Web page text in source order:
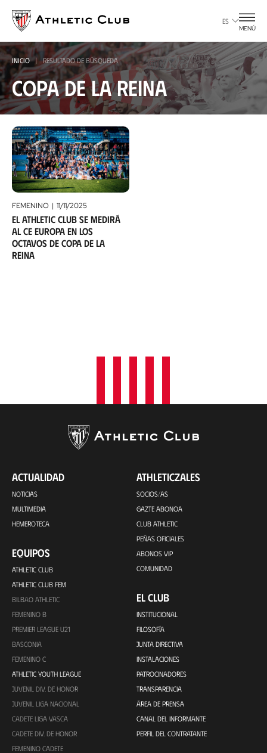
contenido
principal
ES
MENÚ
INICIO RESULTADO DE BÚSQUEDA
Copa de la Reina
FEMENINO 11/11/2025
El Athletic Club se medirá
al CE Europa en los
octavos de Copa de la
Reina
ACTUALIDAD
NOTICIAS
MULTIMEDIA
HEMEROTECA
EQUIPOS
ATHLETIC CLUB
ATHLETIC CLUB FEM
BILBAO ATHLETIC
FEMENINO B
PREMIER LEAGUE U21
BASCONIA
FEMENINO C
ATHLETIC YOUTH LEAGUE
JUVENIL DIV. DE HONOR
JUVENIL LIGA NACIONAL
CADETE LIGA VASCA
CADETE DIV. DE HONOR
FEMENINO CADETE
ATHLETICZALES
SOCIOS/AS
GAZTE ABONOA
CLUB ATHLETIC
PEÑAS OFICIALES
ABONOS VIP
COMUNIDAD
EL CLUB
INSTITUCIONAL
FILOSOFÍA
JUNTA DIRECTIVA
INSTALACIONES
PATROCINADORES
TRANSPARENCIA
ÁREA DE PRENSA
CANAL DEL INFORMANTE
PERFIL DEL CONTRATANTE